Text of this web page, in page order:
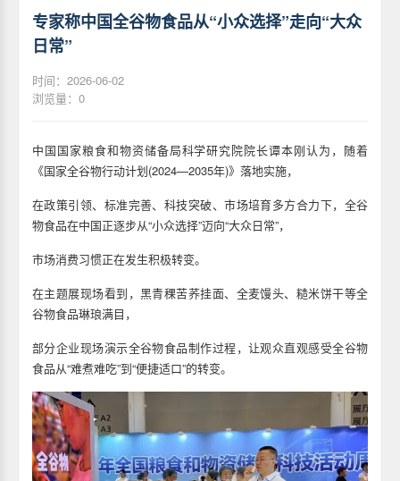
专家称中国全谷物食品从“小众选择”走向“大众
日常”
时间：2026-06-02
浏览量： 0
中国国家粮食和物资储备局科学研究院院长谭本刚认为，随着
《国家全谷物行动计划(2024—2035年)》落地实施，
在政策引领、标准完善、科技突破、市场培育多方合力下，全谷
物食品在中国正逐步从“小众选择”迈向“大众日常”，
市场消费习惯正在发生积极转变。
在主题展现场看到，黑青稞苦荞挂面、全麦馒头、糙米饼干等全
谷物食品琳琅满目，
部分企业现场演示全谷物食品制作过程，让观众直观感受全谷物
食品从“难煮难吃”到“便捷适口”的转变。